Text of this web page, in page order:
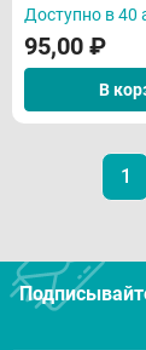
Доступно в 40
95,00 ₽
В
1